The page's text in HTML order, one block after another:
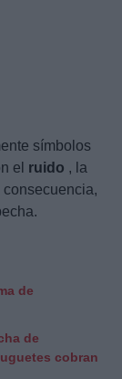
símbolos
el ruido , la
consecuencia,
de
de
cobran